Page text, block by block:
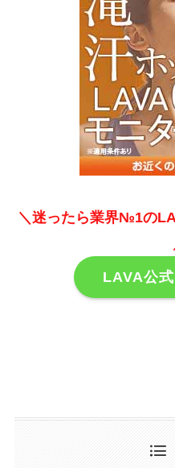
＼迷ったら業界№1の
LAVA公